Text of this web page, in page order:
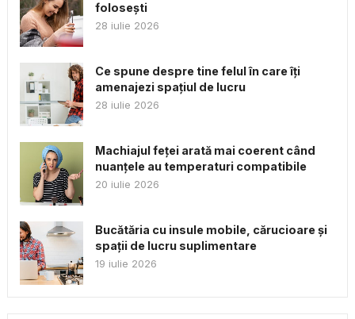
folosești
28 iulie 2026
Ce spune despre tine felul în care îți
amenajezi spațiul de lucru
28 iulie 2026
Machiajul feței arată mai coerent când
nuanțele au temperaturi compatibile
20 iulie 2026
Bucătăria cu insule mobile, cărucioare și
spații de lucru suplimentare
19 iulie 2026